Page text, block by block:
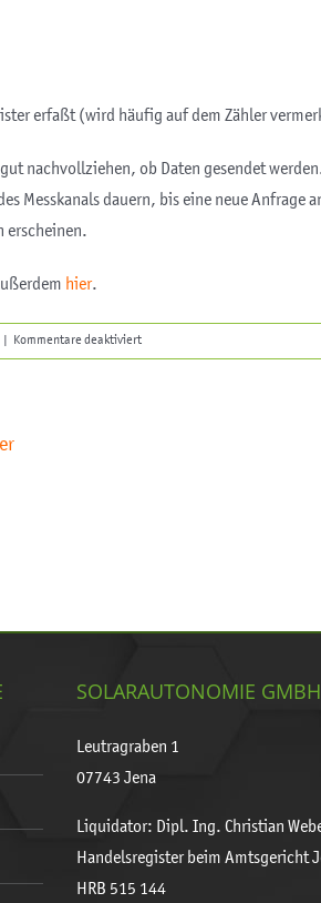
erfaßt (wird häufig auf dem Zähler
nachvollziehen, ob Daten gesendet
Messkanals dauern, bis eine neue
erscheinen.
hier.
Kommentare deaktiviertfür
D0-
SOLARAUTONOMIE
Leutragraben 1
07743 Jena
Liquidator: Dipl. Ing. Christian
Handelsregister beim Amtsgericht
HRB 515 144